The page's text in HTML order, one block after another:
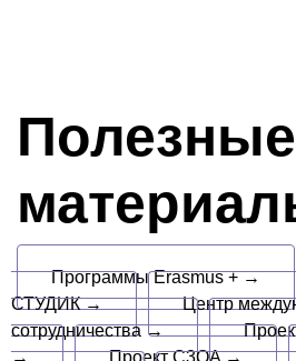
Полезные
Программы Erasmus + →
СТУДИК →
Центр
сотрудничества →
→
Проект C3QA →